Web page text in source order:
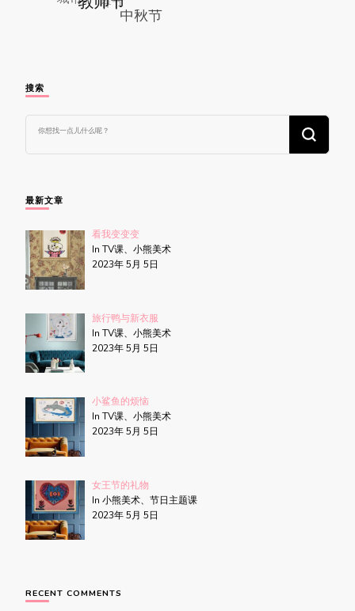
搜索
么
吗?
最新文章
看我变变变
In TV课、小熊美术
2023年 5月 5日
旅行鸭与新衣服
In TV课、小熊美术
2023年 5月 5日
小鲨鱼的烦恼
In TV课、小熊美术
2023年 5月 5日
女王节的礼物
In 小熊美术、节日主题课
2023年 5月 5日
RECENT COMMENTS